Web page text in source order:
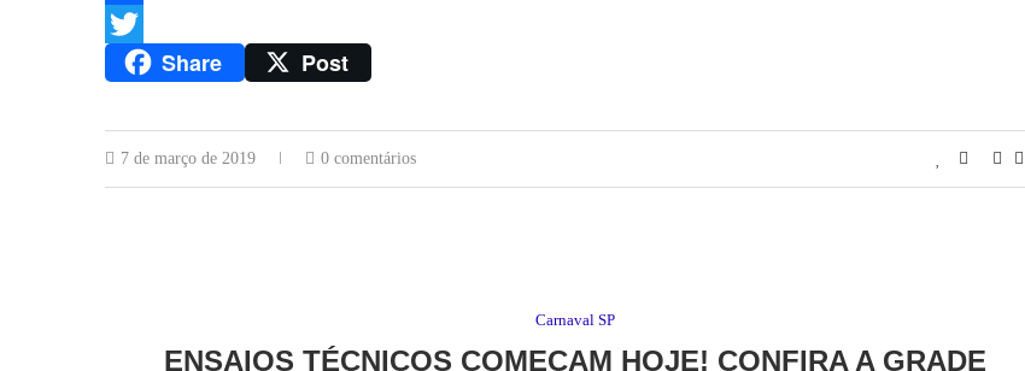
Facebook
Twitter Share Post
7 de março de 2019 0 comentários
Carnaval SP
ENSAIOS TÉCNICOS COMEÇAM HOJE! CONFIRA A GRADE